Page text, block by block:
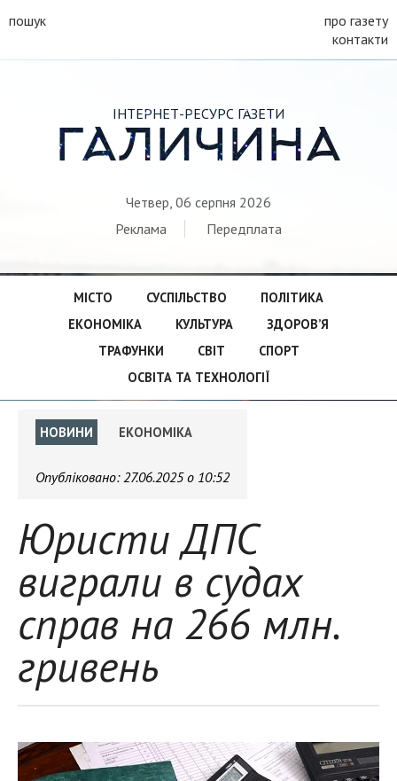
пошук
про газету
контакти
ІНТЕРНЕТ-РЕСУРС ГАЗЕТИ
ГАЛИЧИНА
Четвер, 06 серпня 2026
Реклама
Передплата
МІСТО СУСПІЛЬСТВО
ПОЛІТИКА
ЕКОНОМІКА
КУЛЬТУРА
ЗДОРОВ’Я
ТРАФУНКИ
СВІТ
СПОРТ
ОСВІТА ТА ТЕХНОЛОГІЇ
НОВИНИ ЕКОНОМІКА
Опубліковано:27.06.2025 о 10:52
Юристи ДПС
виграли в судах
справ на 266 млн.
гривень